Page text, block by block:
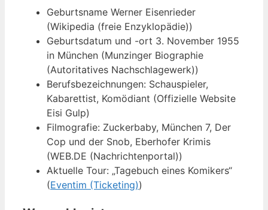
Geburtsname Werner Eisenrieder
(Wikipedia (freie Enzyklopädie))
Geburtsdatum und -ort 3. November 1955
in München (Munzinger Biographie
(Autoritatives Nachschlagewerk))
Berufsbezeichnungen: Schauspieler,
Kabarettist, Komödiant (Offizielle Website
Eisi Gulp)
Filmografie: Zuckerbaby, München 7, Der
Cop und der Snob, Eberhofer Krimis
(WEB.DE (Nachrichtenportal))
Aktuelle Tour: „Tagebuch eines Komikers“
(Eventim (Ticketing))